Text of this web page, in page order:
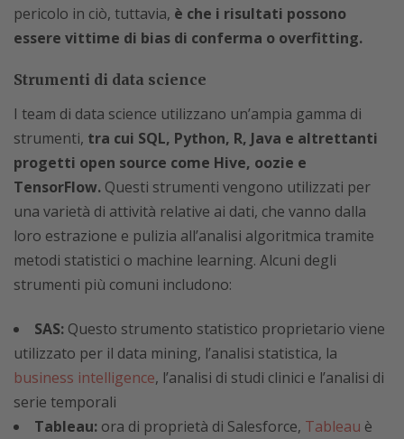
pericolo in ciò, tuttavia, è che i risultati possono
essere vittime di bias di conferma o overfitting.
Strumenti di data science
I team di data science utilizzano un’ampia gamma di
strumenti, tra cui SQL, Python, R, Java e altrettanti
progetti open source come Hive, oozie e
TensorFlow. Questi strumenti vengono utilizzati per
una varietà di attività relative ai dati, che vanno dalla
loro estrazione e pulizia all’analisi algoritmica tramite
metodi statistici o machine learning. Alcuni degli
strumenti più comuni includono:
SAS: Questo strumento statistico proprietario viene
utilizzato per il data mining, l’analisi statistica, la
business intelligence, l’analisi di studi clinici e l’analisi di
serie temporali
Tableau: ora di proprietà di Salesforce, Tableau è